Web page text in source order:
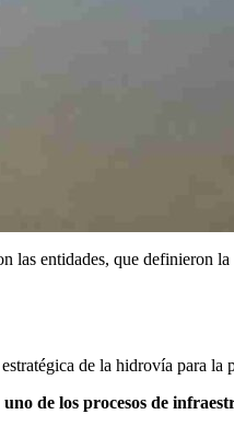
entidades, que definieron
de la hidrovía para la
de los procesos de